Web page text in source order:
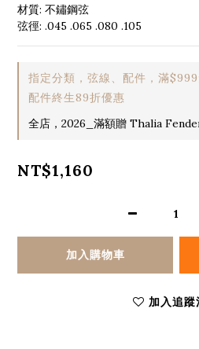
材質: 不鏽鋼弦
弦徑: .045 .065 .080 .105
指定分類，弦線、配件，滿$999
配件終生89折優惠
全店，2026_滿額贈 Thalia
NT$1,160
加入購物車
加入追蹤